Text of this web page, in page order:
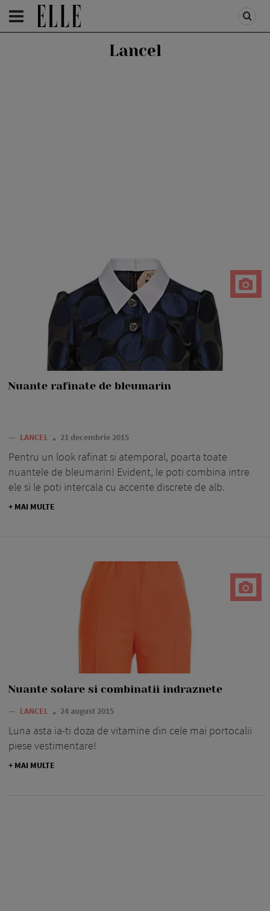
HOMEPAGE /HOMEPAGE SLIDER
Lancel
Nuante rafinate de bleumarin
— LANCEL 21 decembrie 2015
Pentru un look rafinat si atemporal, poarta toate
nuantele de bleumarin! Evident, le poti combina intre
ele si le poti intercala cu accente discrete de alb.
+ MAI MULTE
Nuante solare si combinatii indraznete
— LANCEL 24 august 2015
Luna asta ia-ti doza de vitamine din cele mai portocalii
piese vestimentare!
+ MAI MULTE